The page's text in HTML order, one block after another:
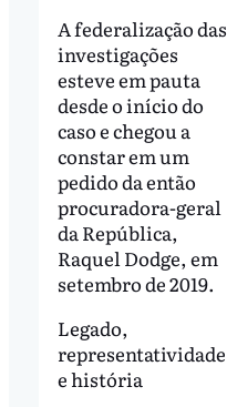
A federalização das
investigações
esteve em pauta
desde o início do
caso e chegou a
constar em um
pedido da então
procuradora-geral
da República,
Raquel Dodge, em
setembro de 2019.
Legado,
representatividade
e história